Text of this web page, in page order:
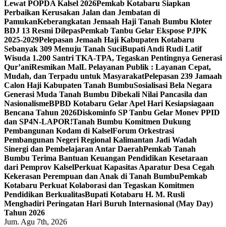
Lewat POPDA Kalsel 2026Pemkab Kotabaru Siapkan
Perbaikan Kerusakan Jalan dan Jembatan di
PamukanKeberangkatan Jemaah Haji Tanah Bumbu Kloter
BDJ 13 Resmi DilepasPemkab Tanbu Gelar Ekspose PJPK
2025-2029Pelepasan Jemaah Haji Kabupaten Kotabaru
Sebanyak 309 Menuju Tanah SuciBupati Andi Rudi Latif
Wisuda 1.200 Santri TKA-TPA, Tegaskan Pentingnya Generasi
Qur’aniResmikan MalL Pelayanan Publik : Layanan Cepat,
Mudah, dan Terpadu untuk MasyarakatPelepasan 239 Jamaah
Calon Haji Kabupaten Tanah BumbuSosialisasi Bela Negara
Generasi Muda Tanah Bumbu Dibekali Nilai Pancasila dan
NasionalismeBPBD Kotabaru Gelar Apel Hari Kesiapsiagaan
Bencana Tahun 2026Diskominfo SP Tanbu Gelar Monev PPID
dan SP4N-LAPOR!Tanah Bumbu Komitmen Dukung
Pembangunan Kodam di KalselForum Orkestrasi
Pembangunan Negeri Regional Kalimantan Jadi Wadah
Sinergi dan Pembelajaran Antar DaerahPemkab Tanah
Bumbu Terima Bantuan Keuangan Pendidikan Kesetaraan
dari Pemprov KalselPerkuat Kapasitas Aparatur Desa Cegah
Kekerasan Perempuan dan Anak di Tanah BumbuPemkab
Kotabaru Perkuat Kolaborasi dan Tegaskan Komitmen
Pendidikan BerkualitasBupati Kotabaru H. M. Rusli
Menghadiri Peringatan Hari Buruh Internasional (May Day)
Tahun 2026
Jum. Agu 7th, 2026